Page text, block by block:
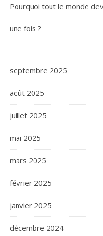
Pourquoi tout le monde
une fois ?
septembre 2025
août 2025
juillet 2025
mai 2025
mars 2025
février 2025
janvier 2025
décembre 2024